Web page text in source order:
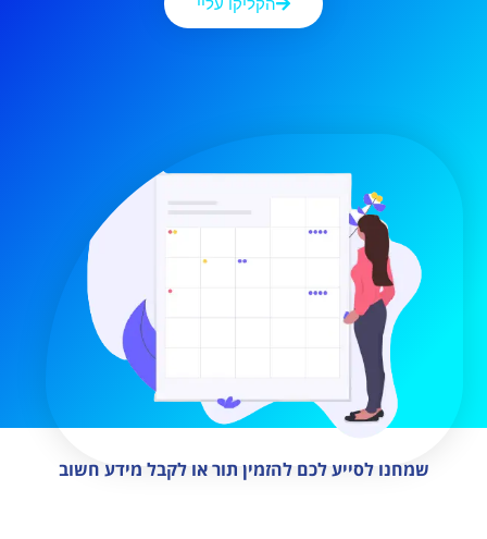
הקליקו עליי
שמחנו לסייע לכם להזמין תור או לקבל מידע חשוב